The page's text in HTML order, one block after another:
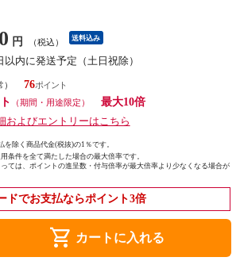
円 （税込） 送料込み
以内に発送予定（土日祝除）
）
76
（期間・用途限定）
最大10倍
およびエントリーはこちら
除く商品代金(税抜)の1％です。
条件を全て満たした場合の最大倍率です。
ては、ポイントの進呈数・付与倍率が最大倍率より少なくなる場合が
ドでお支払ならポイント3倍
shopping_cart カートに入れる